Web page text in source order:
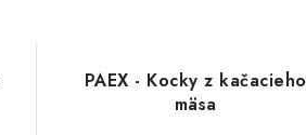
PAEX - Kocky z kačacieho
mäsa